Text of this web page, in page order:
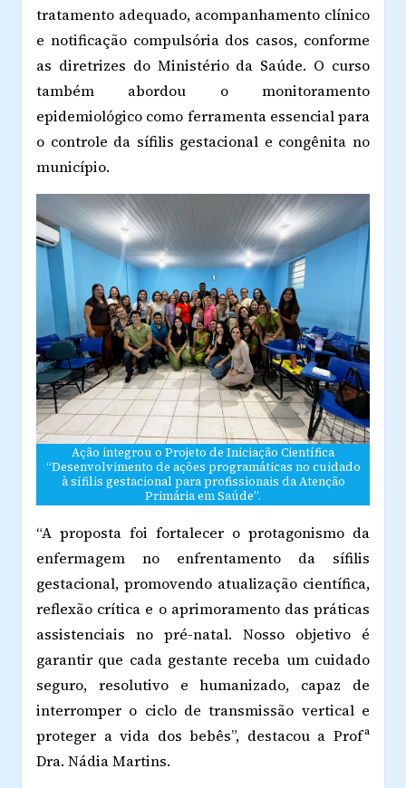
tratamento adequado, acompanhamento clínico
e notificação compulsória dos casos, conforme
as diretrizes do Ministério da Saúde. O curso
também abordou o monitoramento
epidemiológico como ferramenta essencial para
o controle da sífilis gestacional e congênita no
município.
Ação integrou o Projeto de Iniciação Científica
“Desenvolvimento de ações programáticas no cuidado
à sífilis gestacional para profissionais da Atenção
Primária em Saúde”.
“A proposta foi fortalecer o protagonismo da
enfermagem no enfrentamento da sífilis
gestacional, promovendo atualização científica,
reflexão crítica e o aprimoramento das práticas
assistenciais no pré-natal. Nosso objetivo é
garantir que cada gestante receba um cuidado
seguro, resolutivo e humanizado, capaz de
interromper o ciclo de transmissão vertical e
proteger a vida dos bebês”, destacou a Profª
Dra. Nádia Martins.